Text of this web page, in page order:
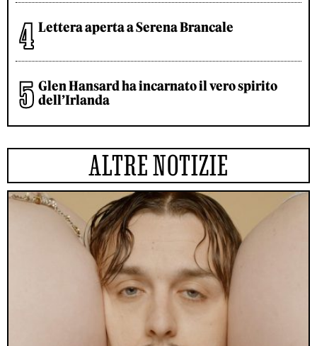
Lettera aperta a Serena Brancale
Glen Hansard ha incarnato il vero spirito
dell’Irlanda
ALTRE NOTIZIE